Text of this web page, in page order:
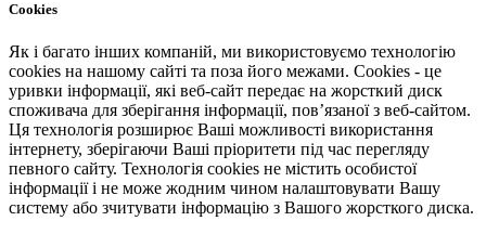
Cookies
Як і багато інших компаній, ми використовуємо технологію
cookies на нашому сайті та поза його межами. Cookies - це
уривки інформації, які веб-сайт передає на жорсткий диск
споживача для зберігання інформації, пов’язаної з веб-сайтом.
Ця технологія розширює Ваші можливості використання
інтернету, зберігаючи Ваші пріоритети під час перегляду
певного сайту. Технологія cookies не містить особистої
інформації і не може жодним чином налаштовувати Вашу
систему або зчитувати інформацію з Вашого жорсткого диска.